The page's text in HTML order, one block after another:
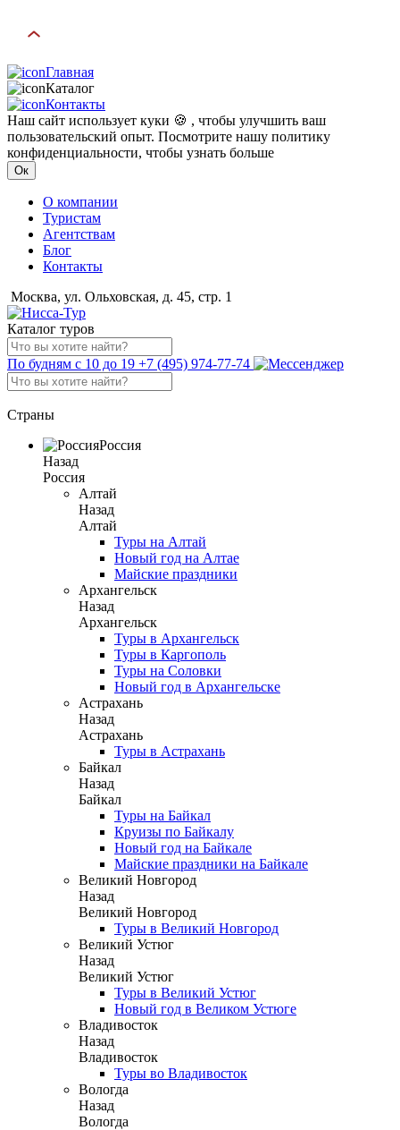
Главная
Каталог
Контакты
Наш сайт использует куки 🍪 , чтобы улучшить ваш
пользовательский опыт. Посмотрите нашу политику
конфиденциальности, чтобы узнать больше
Ок
О компании
Туристам
Агентствам
Блог
Контакты
Москва, ул. Ольховская, д. 45, стр. 1
Каталог туров
По будням с 10 до 19 +7 (495) 974-77-74
Страны
Россия
Назад
Россия
Алтай
Назад
Алтай
Туры на Алтай
Новый год на Алтае
Майские праздники
Архангельск
Назад
Архангельск
Туры в Архангельск
Туры в Каргополь
Туры на Соловки
Новый год в Архангельске
Астрахань
Назад
Астрахань
Туры в Астрахань
Байкал
Назад
Байкал
Туры на Байкал
Круизы по Байкалу
Новый год на Байкале
Майские праздники на Байкале
Великий Новгород
Назад
Великий Новгород
Туры в Великий Новгород
Великий Устюг
Назад
Великий Устюг
Туры в Великий Устюг
Новый год в Великом Устюге
Владивосток
Назад
Владивосток
Туры во Владивосток
Вологда
Назад
Вологда